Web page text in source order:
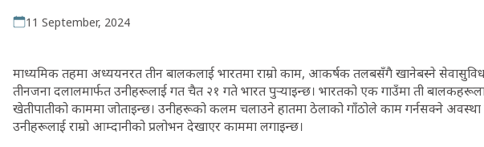
11 September, 2024
माध्यमिक तहमा अध्ययनरत तीन बालकलाई भारतमा राम्रो काम, आकर्षक तलबसँगै खानेबस्ने सेवासुविधा
तीनजना दलालमार्फत उनीहरूलाई गत चैत २१ गते भारत पुर्‍याइन्छ। भारतको एक गाउँमा ती
खेतीपातीको काममा जोताइन्छ। उनीहरूको कलम चलाउने हातमा ठेलाको गाँठोले काम गर्नसक्ने अवस्था
उनीहरूलाई राम्रो आम्दानीको प्रलोभन देखाएर काममा लगाइन्छ।